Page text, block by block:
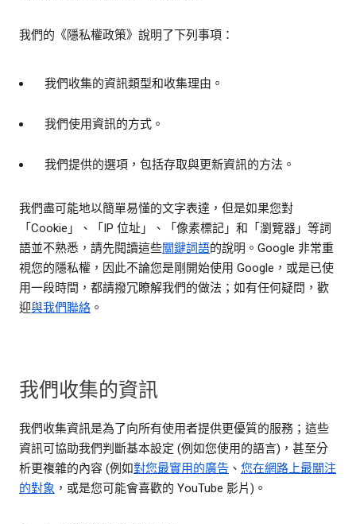
我們的《隱私權政策》說明了下列事項：
我們收集的資訊類型和收集理由。
我們使用資訊的方式。
我們提供的選項，包括存取與更新資訊的方法。
我們盡可能地以簡單易懂的文字表達，但是如果您對
「Cookie」、「IP 位址」、「像素標記」和「瀏覽器」等詞
語並不熟悉，請先閱讀這些關鍵詞語的說明。Google 非常重
視您的隱私權，因此不論您是剛開始使用 Google，或是已使
用一段時間，都請撥冗瞭解我們的做法；如有任何疑問，歡
迎與我們聯絡 。
我們收集的資訊
我們收集資訊是為了向所有使用者提供更優質的服務；這些
資訊可協助我們判斷基本設定 (例如您使用的語言)，甚至分
析更複雜的內容 (例如對您最實用的廣告 、 您在網路上最關注
的對象 ，或是您可能會喜歡的 YouTube 影片)。